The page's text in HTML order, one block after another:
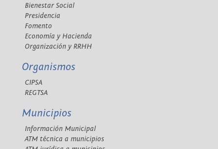
Bienestar Social
Presidencia
Fomento
Economía y Hacienda
Organización y RRHH
Organismos
CIPSA
REGTSA
Municipios
Información Municipal
ATM técnica a municipios